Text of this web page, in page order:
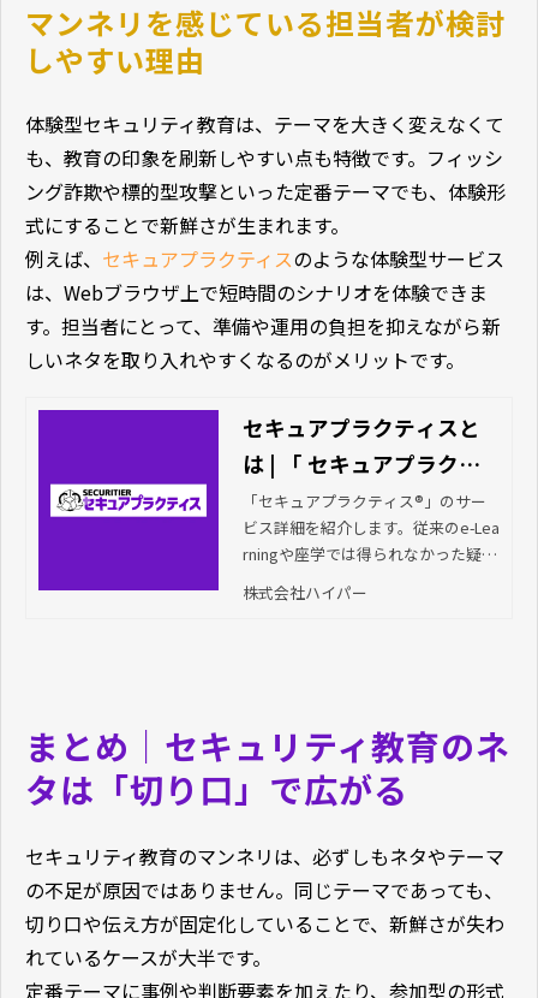
マンネリを感じている担当者が検討
しやすい理由
体験型セキュリティ教育は、テーマを大きく変えなくて
も、教育の印象を刷新しやすい点も特徴です。フィッシ
ング詐欺や標的型攻撃といった定番テーマでも、体験形
式にすることで新鮮さが生まれます。
例えば、 セキュアプラクティスのような体験型サービス
は、Webブラウザ上で短時間のシナリオを体験できま
す。担当者にとって、準備や運用の負担を抑えながら新
しいネタを取り入れやすくなるのがメリットです。
セキュアプラクティスと
は | 「 セキュアプラクテ
ィス®」人数・回数無制限
の情報セキュリティ教育
ツール
「セキュアプラクティス®」のサー
ビス詳細を紹介します。従来のe-Lea
rningや座学では得られなかった疑似
的なサイバーインシデントの体験を
可能にした、ロールプレイング型セ
株式会社ハイパー
まとめ｜セキュリティ教育のネ
タは「切り口」で広がる
セキュリティ教育のマンネリは、必ずしもネタやテーマ
の不足が原因ではありません。同じテーマであっても、
切り口や伝え方が固定化していることで、新鮮さが失わ
れているケースが大半です。
定番テーマに事例や判断要素を加えたり、参加型の形式